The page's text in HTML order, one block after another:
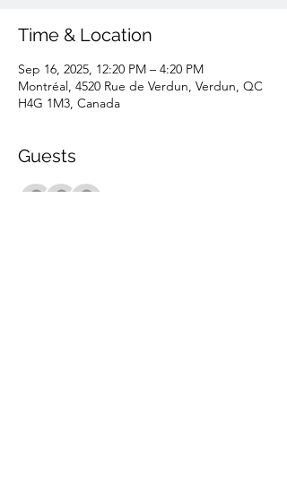
Time & Location
Sep 16, 2025, 12:20 PM – 4:20 PM
Montréal, 4520 Rue de Verdun, Verdun, QC
H4G 1M3, Canada
Guests